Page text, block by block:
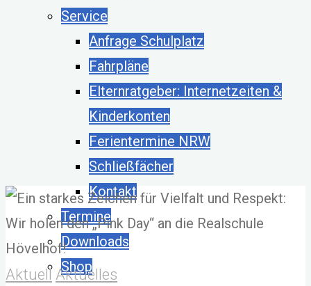
Service
Anfrage Schulplatz
Fahrpläne
Elternratgeber: Internetzeiten &
Kinderkonten
Ferientermine NRW
Schließfächer
Kontakt
Termine
Downloads
Shop
Aktuell Aktuelles